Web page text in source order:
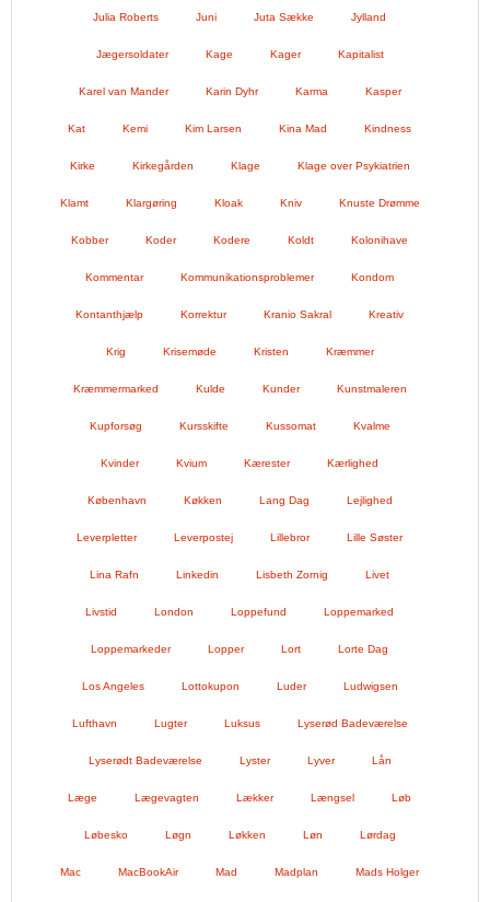
Julia Roberts Juni Juta Sække Jylland
Jægersoldater Kage Kager Kapitalist
Karel van Mander Karin Dyhr Karma Kasper
Kat Kemi Kim Larsen Kina Mad Kindness
Kirke Kirkegården Klage Klage over Psykiatrien
Klamt Klargøring Kloak Kniv Knuste Drømme
Kobber Koder Kodere Koldt Kolonihave
Kommentar Kommunikationsproblemer Kondom
Kontanthjælp Korrektur Kranio Sakral Kreativ
Krig Krisemøde Kristen Kræmmer
Kræmmermarked Kulde Kunder Kunstmaleren
Kupforsøg Kursskifte Kussomat Kvalme
Kvinder Kvium Kærester Kærlighed
København Køkken Lang Dag Lejlighed
Leverpletter Leverpostej Lillebror Lille Søster
Lina Rafn Linkedin Lisbeth Zornig Livet
Livstid London Loppefund Loppemarked
Loppemarkeder Lopper Lort Lorte Dag
Los Angeles Lottokupon Luder Ludwigsen
Lufthavn Lugter Luksus Lyserød Badeværelse
Lyserødt Badeværelse Lyster Lyver Lån
Læge Lægevagten Lækker Længsel Løb
Løbesko Løgn Løkken Løn Lørdag
Mac MacBookAir Mad Madplan Mads Holger